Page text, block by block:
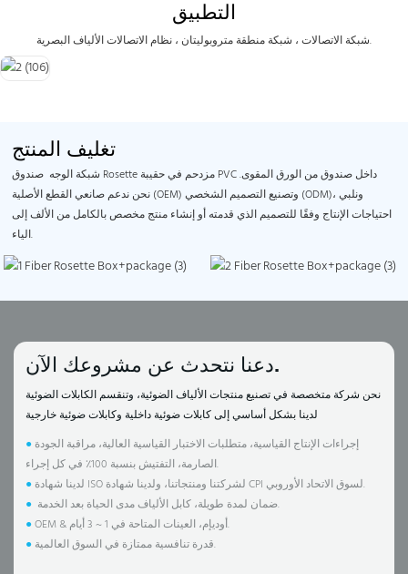
التطبيق
شبكة الاتصالات ، شبكة منطقة متروبوليتان ، نظام الاتصالات الألياف البصرية.
تغليف المنتج
شبكة الوجه صندوق Rosette مزدحم في حقيبة PVC داخل صندوق من الورق المقوى.
نحن ندعم صانعي القطع الأصلية (OEM) وتصنيع التصميم الشخصي (ODM)، ونلبي
احتياجات الإنتاج وفقًا للتصميم الذي قدمته أو إنشاء منتج مخصص بالكامل من الألف إلى
الياء.
دعنا نتحدث عن مشروعك الآن.
نحن شركة متخصصة في تصنيع منتجات الألياف الضوئية، وتنقسم الكابلات الضوئية
● إجراءات الإنتاج القياسية، متطلبات الاختبار القياسية العالية، مراقبة الجودة
الصارمة، التفتيش بنسبة 100٪ في كل إجراء.
●
لدينا شهادة ISO لشركتنا ومنتجاتنا، ولدينا شهادة CPI لسوق الاتحاد الأوروبي.
●
ضمان لمدة طويلة، كابل الألياف مدى الحياة بعد الخدمة.
●
OEM & أوديإم، العينات المتاحة في 1 ~ 3 أيام.
●
قدرة تنافسية ممتازة في السوق العالمية.